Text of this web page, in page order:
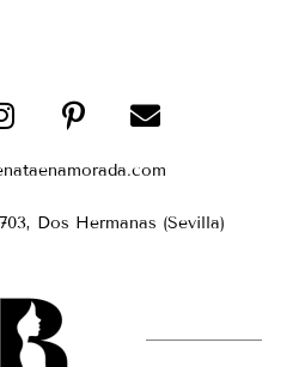
Dos Hermanas (Sevilla)